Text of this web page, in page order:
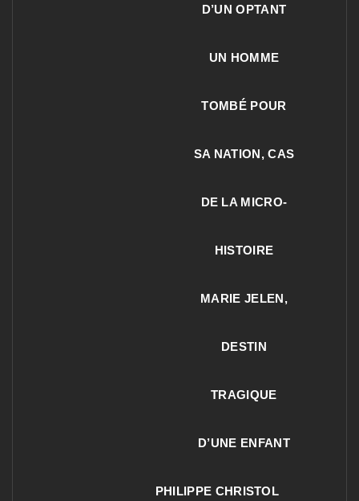
D’UN OPTANT
UN HOMME
TOMBÉ POUR
SA NATION, CAS
DE LA MICRO-
HISTOIRE
MARIE JELEN,
DESTIN
TRAGIQUE
D’UNE ENFANT
PHILIPPE CHRISTOL